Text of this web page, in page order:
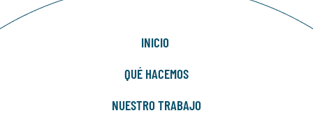
INICIO
QUÉ HACEMOS
NUESTRO TRABAJO